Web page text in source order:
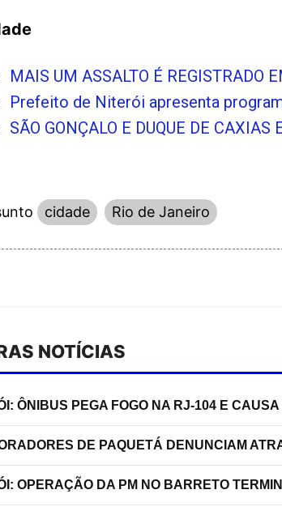
MAIS UM ASSALTO É REGISTRADO
Prefeito de Niterói apresenta
SÃO GONÇALO E DUQUE DE
cidade Rio de Janeiro
NOTÍCIAS
ÔNIBUS PEGA FOGO NA RJ-104 E
DE PAQUETÁ DENUNCIAM
OPERAÇÃO DA PM NO BARRETO